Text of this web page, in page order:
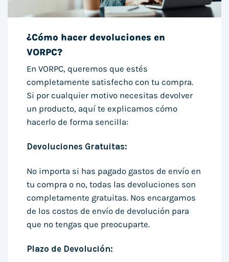
¿Cómo hacer devoluciones en
VORPC?
En VORPC, queremos que estés
completamente satisfecho con tu compra.
Si por cualquier motivo necesitas devolver
un producto, aquí te explicamos cómo
hacerlo de forma sencilla:
Devoluciones Gratuitas:
No importa si has pagado gastos de envío en
tu compra o no, todas las devoluciones son
completamente gratuitas. Nos encargamos
de los costos de envío de devolución para
que no tengas que preocuparte.
Plazo de Devolución: